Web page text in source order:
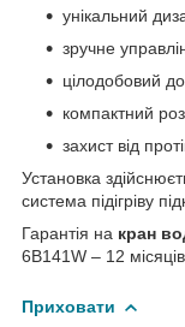
унікальний
зручне
цілодобовий
компактний
захист від
Установка
система підігріву
Гарантія на кран
6B141W – 12 місяців.
Приховати